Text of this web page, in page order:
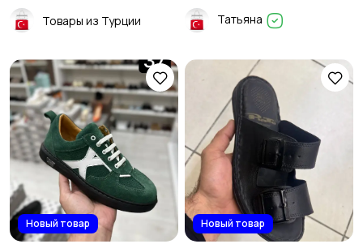
Товары из Турции Татьяна
Новый товар Новый товар